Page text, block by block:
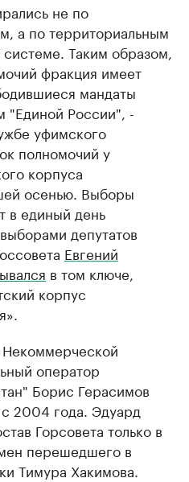
не по
а по территориальным
Таким образом,
фракция имеет
мандаты
"Единой России", -
уфимского
полномочий у
корпуса
осенью. Выборы
в единый день
депутатов
Евгений
в том ключе,
корпус
оператор
Борис Герасимов
2004 года. Эдуард
Горсовета только в
перешедшего в
Тимура Хакимова.